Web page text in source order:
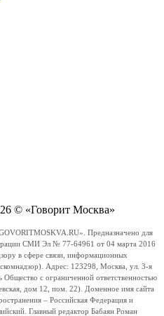
© «Говорит Москва»
Предназначено для
СМИ Эл № 77-64961 от 04 марта 2016
в сфере связи, информационных
Адрес: 123298, Москва, ул. 3-я
с ограниченной ответственностью
дом 12, пом. 22). Доменное имя сайта
– Российская Федерация и
Главный редактор Бабаян Роман